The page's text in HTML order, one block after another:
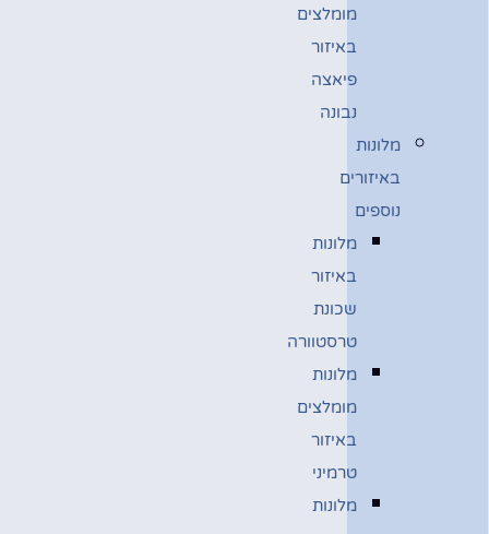
מומלצים
באיזור
פיאצה
נבונה
מלונות
באיזורים
נוספים
מלונות
באיזור
שכונת
טרסטוורה
מלונות
מומלצים
באיזור
טרמיני
מלונות